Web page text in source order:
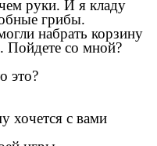
руки. И я кладу
грибы.
набрать корзину
Пойдете со мной?
это?
хочется с вами